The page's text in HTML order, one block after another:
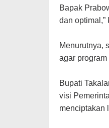
Bapak
dan optimal,”
Menurutnya,
agar
Bupati
visi
menciptakan